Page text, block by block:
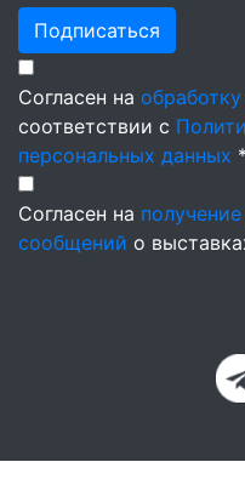
Подписаться
Согласен на
соответствии с
персональных данных *
Согласен на
сообщений о